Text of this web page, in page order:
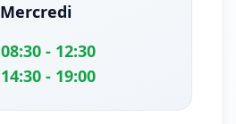
Mercredi
08:30 - 12:30
14:30 - 19:00